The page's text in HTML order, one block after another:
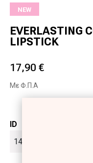
NEW
EVERLASTING
LIPSTICK
17,90 €
Με Φ.Π.Α
ID